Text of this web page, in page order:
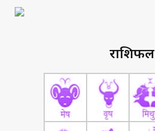
राशिफल